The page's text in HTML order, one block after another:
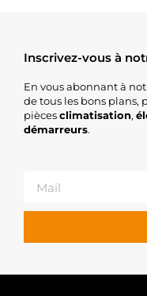
Inscrivez-vous à
En vous abonnant à
de tous les bons plans,
piècesclimatisation,
démarreurs.